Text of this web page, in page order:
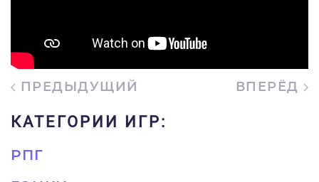
ПРЕДЫДУЩИЙ ВПЕРЁД
КАТЕГОРИИ ИГР:
РПГ